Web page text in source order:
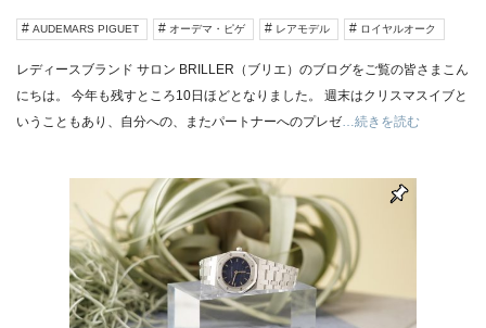
AUDEMARS PIGUET オーデマ・ピゲ レアモデル ロイヤルオーク
レディースブランド サロン BRILLER（ブリエ）のブログをご覧の皆さまこん
にちは。 今年も残すところ10日ほどとなりました。 週末はクリスマスイブと
いうこともあり、自分への、またパートナーへのプレゼ…続きを読む